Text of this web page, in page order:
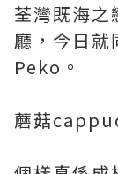
荃灣既海之
廳，今日就
Peko。
蘑菇